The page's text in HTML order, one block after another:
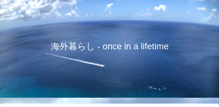
海外暮らし - once in a lifetime